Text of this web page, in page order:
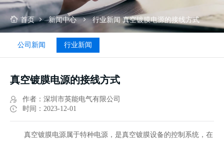
线
式
首页 新闻中心 行业新闻 真空镀膜电源的接线方式
公司新闻 行业新闻
真空镀膜电源的接线方式
作者：深圳市英能电气有限公司
时间：2023-12-01
真空镀膜电源 属于特种电源，是真空镀膜设备的控制系统，在